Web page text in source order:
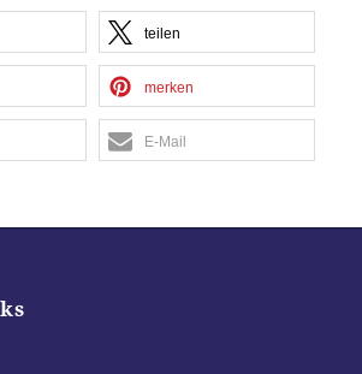
Usercentrics Consent
Platform&eRecht24
teilen
merken
E-Mail